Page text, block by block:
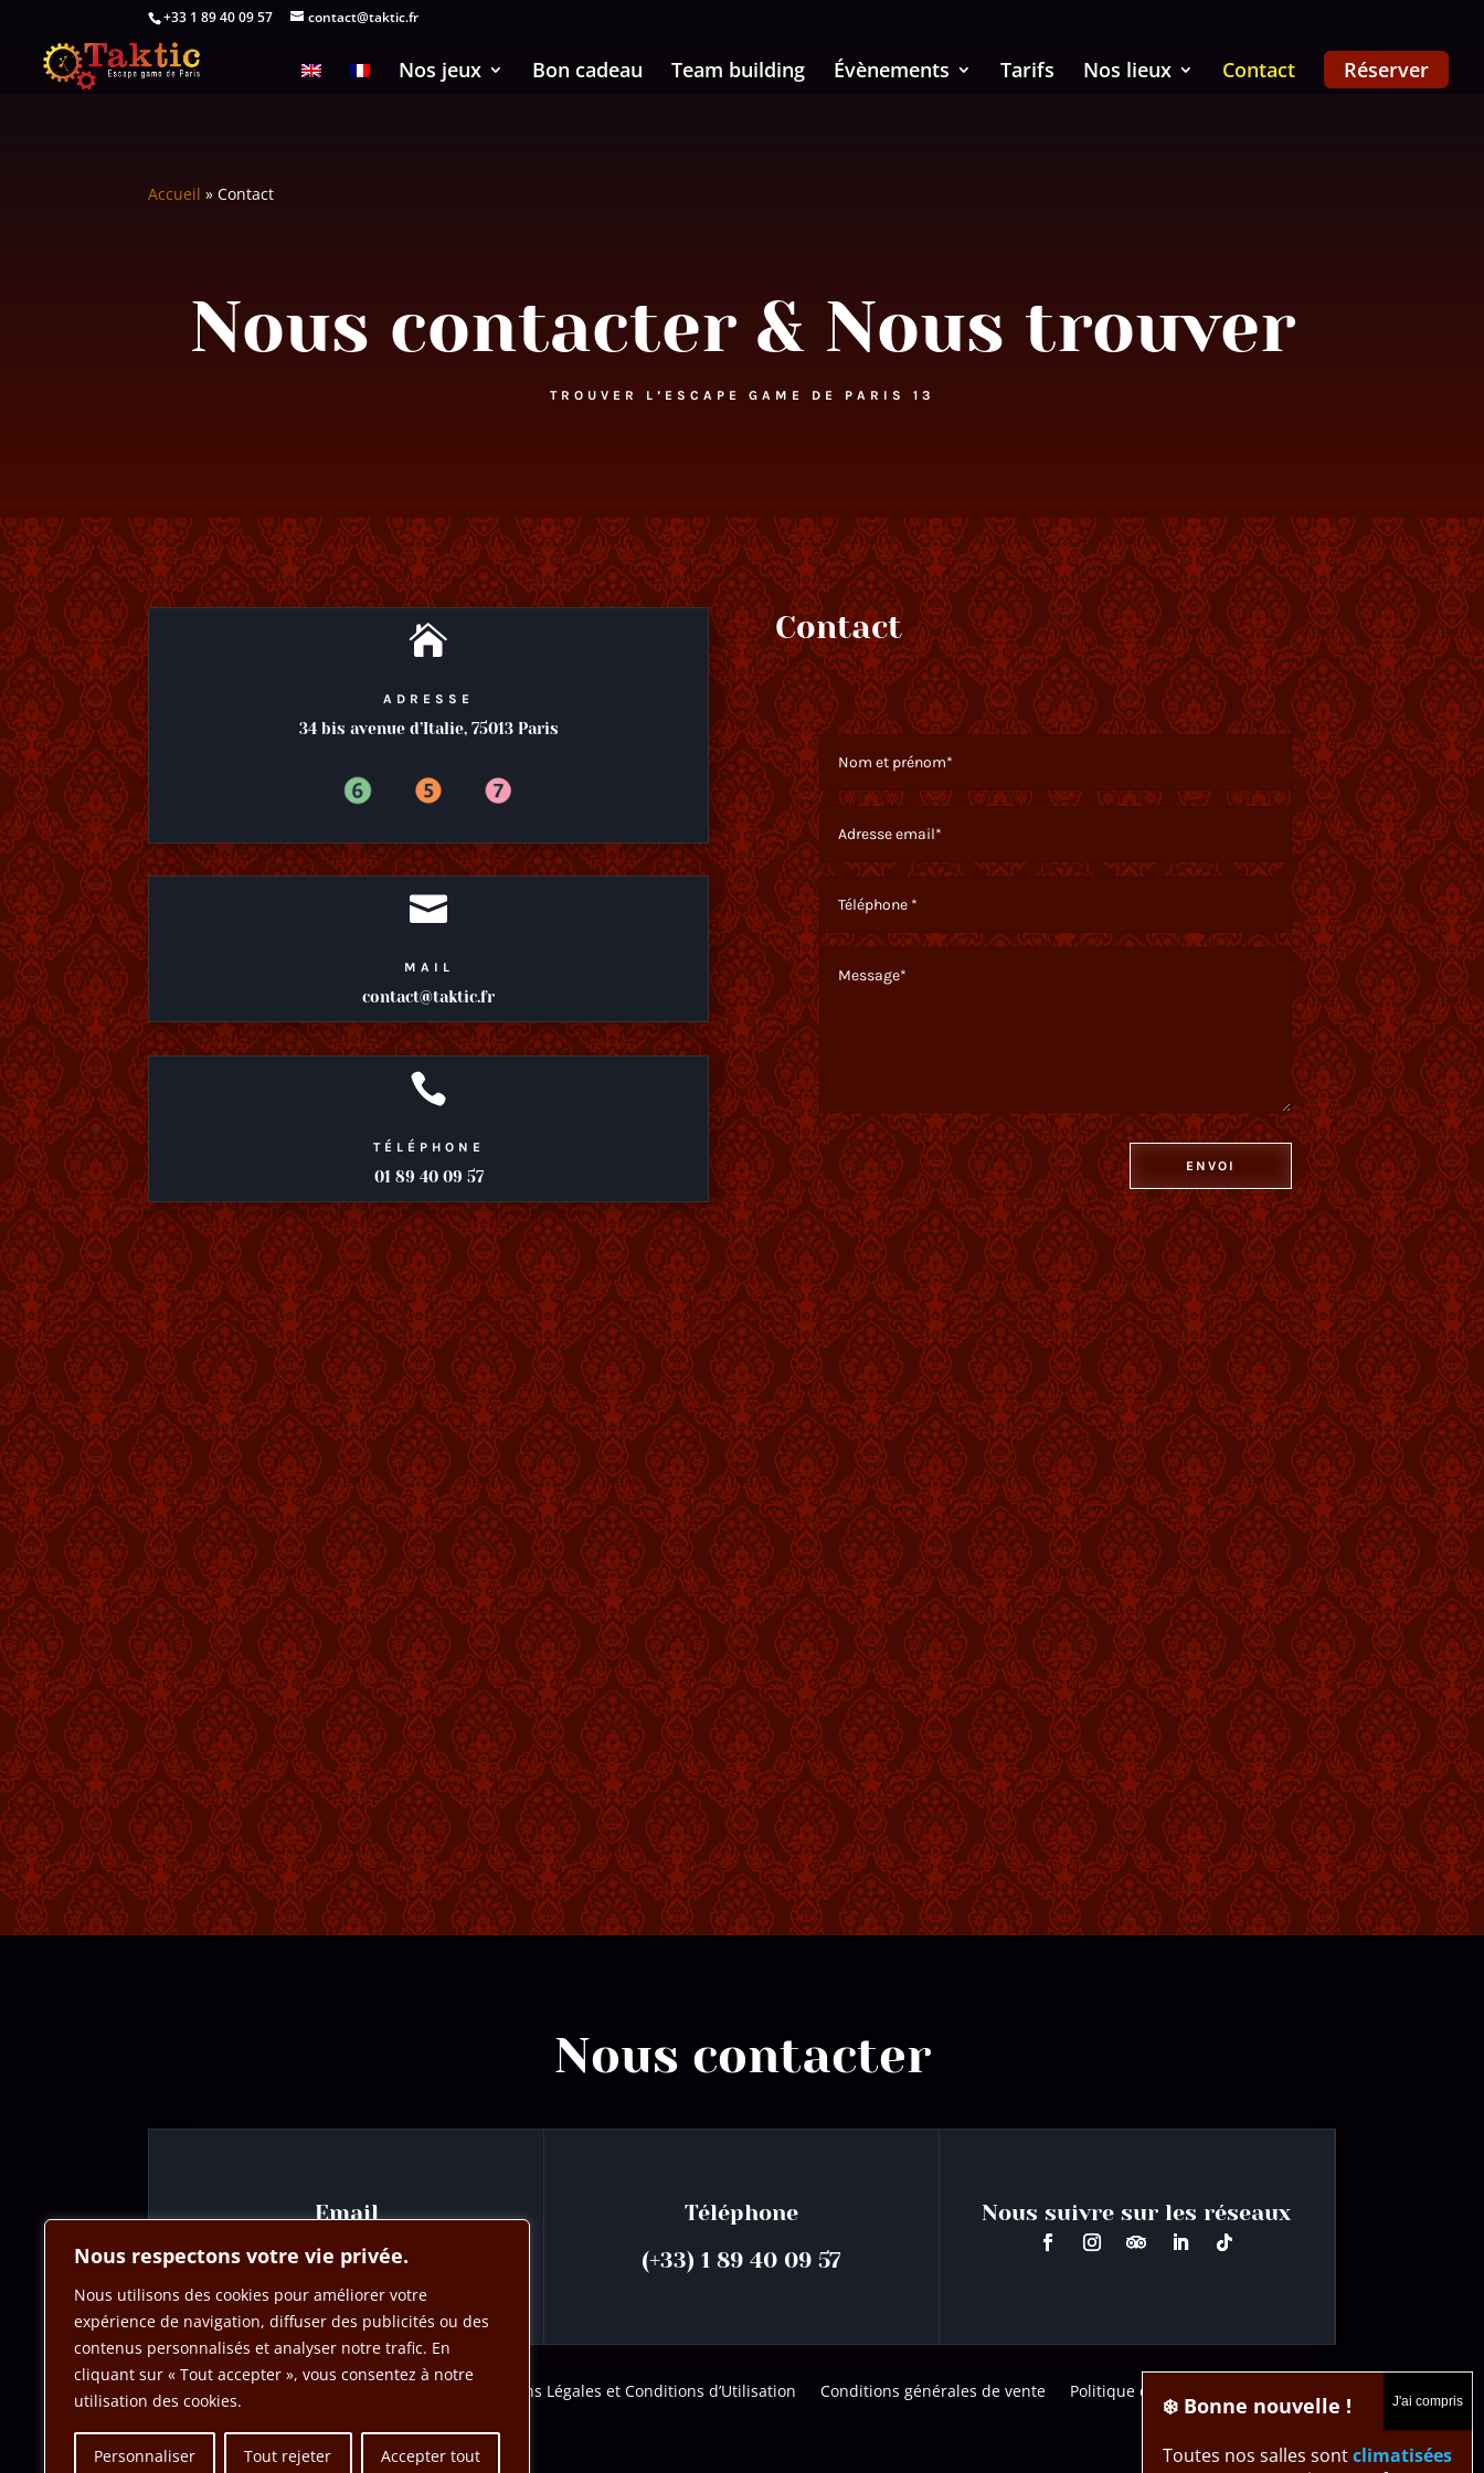
Nous respectons votre vie privée.
Nous utilisons des cookies pour améliorer votre
expérience de navigation, diffuser des publicités ou des
contenus personnalisés et analyser notre trafic. En
cliquant sur « Tout accepter », vous consentez à notre
utilisation des cookies.
Personnaliser Tout rejeter Accepter tout
+33 1 89 40 09 57 contact@taktic.fr
Nos jeux Bon cadeau Team building Évènements Tarifs Nos lieux Contact Réserver
Accueil »Contact
Nous contacter & Nous trouver
TROUVER L’ESCAPE GAME DE PARIS 13

ADRESSE
34 bis avenue d’Italie, 75013 Paris

MAIL
contact@taktic.fr

TÉLÉPHONE
01 89 40 09 57
Contact
ENVOI
Alternative:
Nous contacter
Email
contact@taktic.fr
Téléphone
(+33) 1 89 40 09 57
Nous suivre sur les réseaux
Création d’escape game Mentions Légales et Conditions d’Utilisation Conditions générales de vente Politique de confidentialité
❄️ Bonne nouvelle !
Toutes nos salles sontclimatisées